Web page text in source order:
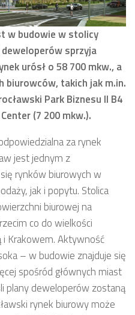
w budowie w stolicy
sprzyja
urósł o 58 700 mkw., a
biurowców, takich jak m.in.
Park Biznesu II B4
(7 200 mkw.).
za rynek
jest jednym z
rynków biurowych w
jak i popytu. Stolica
biurowej na
co do wielkości
i Krakowem. Aktywność
– w budowie znajduje się
spośród głównych miast
plany deweloperów zostaną
rynek biurowy może